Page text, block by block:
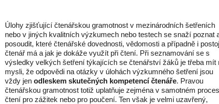
Úlohy zjišťující čtenářskou gramotnost v mezinárodních šetřeních
nebo v jiných kvalitních výzkumech nebo testech se snaží poznat
posoudit, které čtenářské dovednosti, vědomosti a případně i
čtenář má a jak je dokáže využít při čtení. Při seznamování se s
výsledky velkých šetření týkajících se čtenářství žáků je třeba mít
mysli, že odpovědi na otázky v úlohách výzkumného šetření jsou
vždy jen odleskem skutečných kompetencí čtenáře. Pravou
čtenářskou gramotnost totiž uplatňuje zejména v samotném
čtení pro zážitek nebo pro poučení. Ten však je velmi uzavřený,